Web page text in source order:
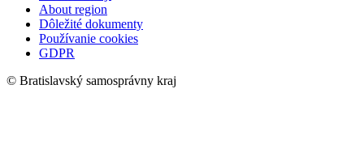
About region
Dôležité dokumenty
Používanie cookies
GDPR
© Bratislavský samosprávny kraj